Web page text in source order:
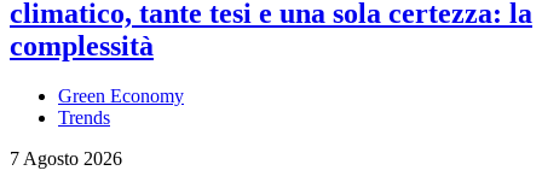
climatico, tante tesi e una sola certezza: la
complessità
Green Economy
Trends
7 Agosto 2026